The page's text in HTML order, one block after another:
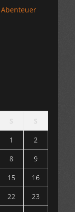
Abenteuer
1
2
8
9
15
16
22
23